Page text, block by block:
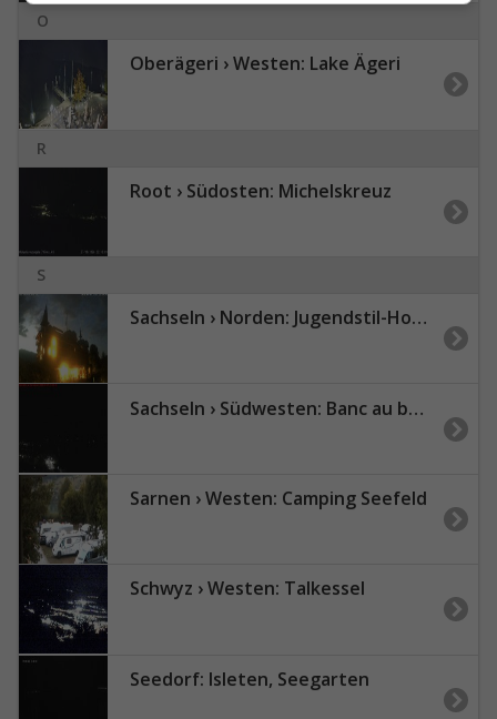
O
Oberägeri › Westen: Lake Ägeri
R
Root › Südosten: Michelskreuz
S
Sachseln › Norden: Jugendstil-Hotel Paxmontana
Sachseln › Südwesten: Banc au bord du Lac de Sarnen - Höch Gumme
Sarnen › Westen: Camping Seefeld
Schwyz › Westen: Talkessel
Seedorf: Isleten, Seegarten